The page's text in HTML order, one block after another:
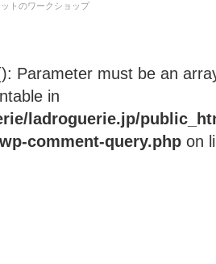
トのワークショップ
Parameter must be an
in
ladroguerie.jp/
comment-query.php on